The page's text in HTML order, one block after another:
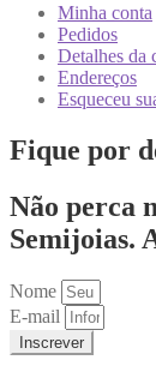
Minha conta
Pedidos
Detalhes da
Endereços
Esqueceu
Fique por
Não perca
Semijoias.
Nome
E-mail
Inscrever